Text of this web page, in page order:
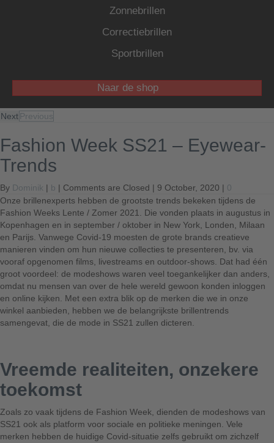
Zonnebrillen
Correctiebrillen
Sportbrillen
Naar de shop
NextPrevious
Fashion Week SS21 – Eyewear-
Trends
By Dominik | b | Comments are Closed | 9 October, 2020 | 0
Onze brillenexperts hebben de grootste trends bekeken tijdens de
Fashion Weeks Lente / Zomer 2021. Die vonden plaats in augustus in
Kopenhagen en in september / oktober in New York, Londen, Milaan
en Parijs. Vanwege Covid-19 moesten de grote brands creatieve
manieren vinden om hun nieuwe collecties te presenteren, bv. via
vooraf opgenomen films, livestreams en outdoor-shows. Dat had één
groot voordeel: de modeshows waren veel toegankelijker dan anders,
omdat nu mensen van over de hele wereld gewoon konden inloggen
en online kijken. Met een extra blik op de merken die we in onze
winkel aanbieden, hebben we de belangrijkste brillentrends
samengevat, die de mode in SS21 zullen dicteren.
Vreemde realiteiten, onzekere
toekomst
Zoals zo vaak tijdens de Fashion Week, dienden de modeshows van
SS21 ook als platform voor sociale en politieke meningen. Vele
merken hebben de huidige Covid-situatie zelfs gebruikt om zichzelf